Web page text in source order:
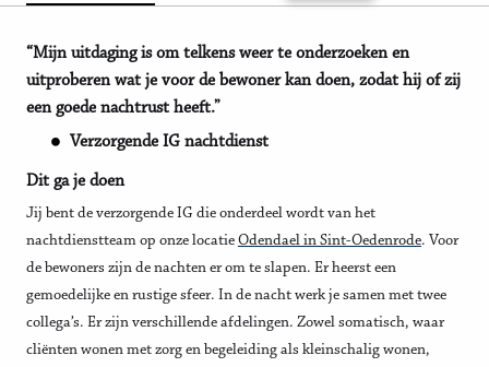
“Mijn uitdaging is om telkens weer te onderzoeken en
uitproberen wat je voor de bewoner kan doen, zodat hij of zij
een goede nachtrust heeft.”
Verzorgende IG nachtdienst
Dit ga je doen
Jij bent de verzorgende IG die onderdeel wordt van het
nachtdienstteam op onze locatie Odendael in Sint-Oedenrode. Voor
de bewoners zijn de nachten er om te slapen. Er heerst een
gemoedelijke en rustige sfeer. In de nacht werk je samen met twee
collega’s. Er zijn verschillende afdelingen. Zowel somatisch, waar
cliënten wonen met zorg en begeleiding als kleinschalig wonen,